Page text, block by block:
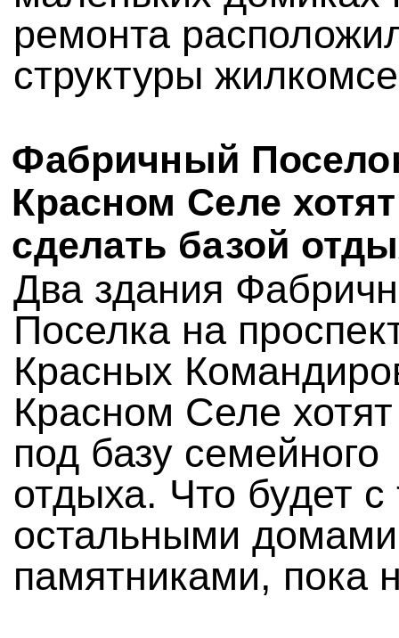
ремонта
структуры
Фабричный
Красном Селе хотят
сделать базой
Два здания
Поселка на
Красных
Красном Селе хотят
под базу семейного
отдыха. Что будет
остальными
памятниками, пока